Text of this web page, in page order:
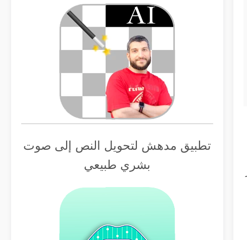
تطبيق مدهش لتحويل النص إلى صوت
بشري طبيعي